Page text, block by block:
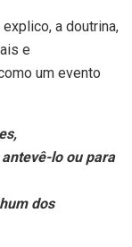
a doutrina,
e
um evento
lo ou para
dos